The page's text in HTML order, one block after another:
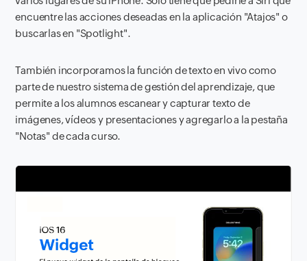
encuentre las acciones deseadas en la aplicación "Atajos" o
buscarlas en "Spotlight".
También incorporamos la función de texto en vivo como
parte de nuestro sistema de gestión del aprendizaje, que
permite a los alumnos escanear y capturar texto de
imágenes, vídeos y presentaciones y agregarlo a la pestaña
"Notas" de cada curso.